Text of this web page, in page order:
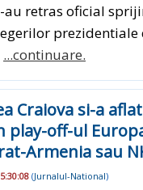
au retras oficial
prezidentiale
...continuare.
Craiova si-a
play-off-ul
Armenia sau
(Jurnalul-National)